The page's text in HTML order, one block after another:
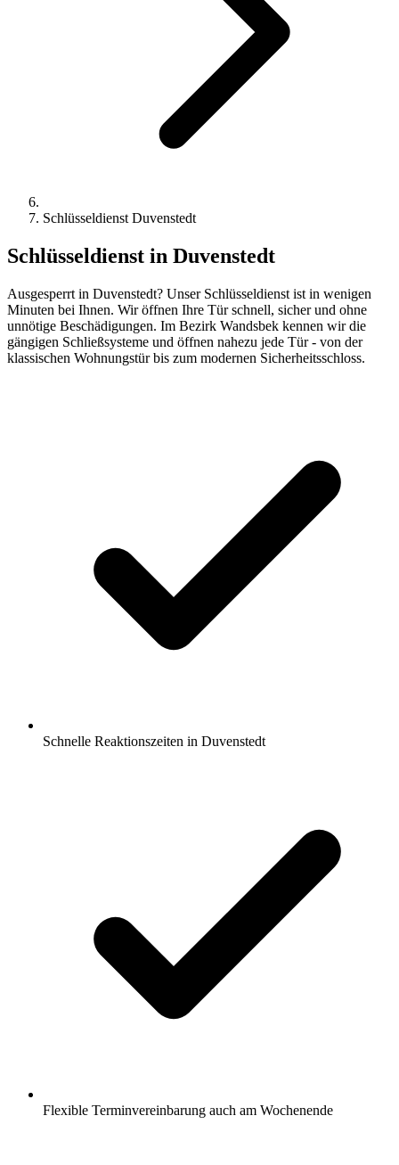
Schlüsseldienst Duvenstedt
Schlüsseldienst in Duvenstedt
Ausgesperrt in Duvenstedt? Unser Schlüsseldienst ist in wenigen
Minuten bei Ihnen. Wir öffnen Ihre Tür schnell, sicher und ohne
unnötige Beschädigungen. Im Bezirk Wandsbek kennen wir die
gängigen Schließsysteme und öffnen nahezu jede Tür - von der
klassischen Wohnungstür bis zum modernen Sicherheitsschloss.
Schnelle Reaktionszeiten in Duvenstedt
Flexible Terminvereinbarung auch am Wochenende